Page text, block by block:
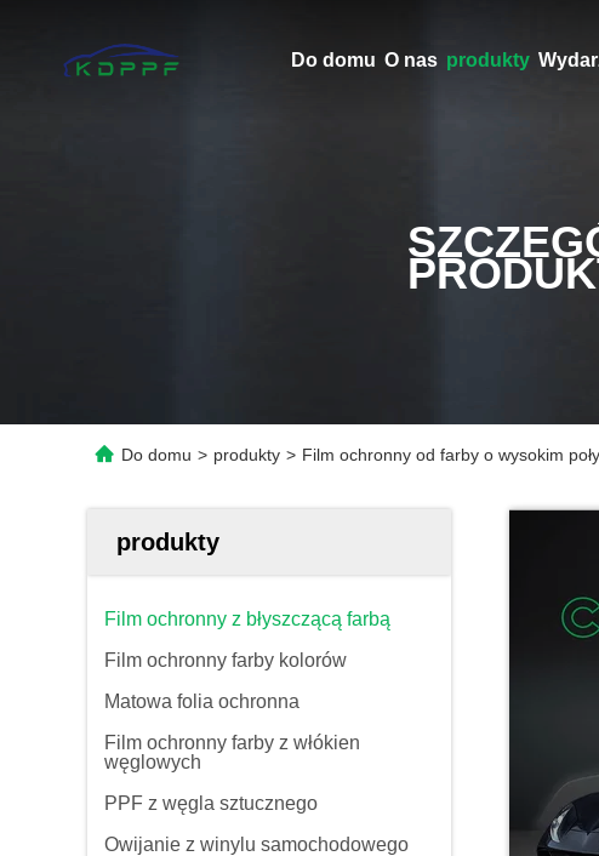
Do domu O nas produkty
Do domu > produkty > Film ochronny od farby o wysokim
produkty
Film ochronny z błyszczącą farbą
Film ochronny farby kolorów
Matowa folia ochronna
Film ochronny farby z włókien
węglowych
PPF z węgla sztucznego
Owijanie z winylu samochodowego